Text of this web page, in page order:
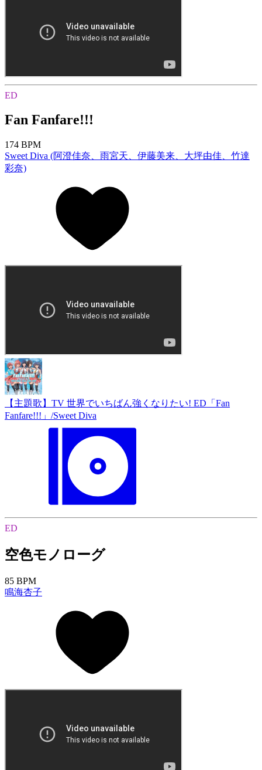
ED
Fan Fanfare!!!
174 BPM
Sweet Diva (阿澄佳奈、雨宮天、伊藤美来、大坪由佳、竹達
彩奈)
【主題歌】TV 世界でいちばん強くなりたい! ED「Fan
Fanfare!!!」/Sweet Diva
ED
空色モノローグ
85 BPM
鳴海杏子